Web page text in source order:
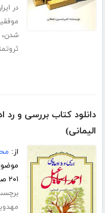
در
شدن
دانلود کتاب بررسی و
الیمانی)
از:
۲۰۱ صفحه